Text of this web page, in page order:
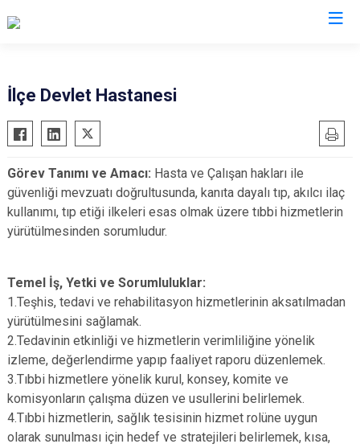
Akseki
Alanya
Elmalı
Finike
Gazipaşa
İbradı
Demre
Kaş
Kemer
Manavgat
Serik
Kepez
Konyaaltı
İlçe Devlet Hastanesi
Görev Tanımı ve Amacı: Hasta ve Çalışan hakları ile
güvenliği mevzuatı doğrultusunda, kanıta dayalı tıp, akılcı ilaç
kullanımı, tıp etiği ilkeleri esas olmak üzere tıbbi hizmetlerin
yürütülmesinden sorumludur.
Temel İş, Yetki ve Sorumluluklar:
1.Teşhis, tedavi ve rehabilitasyon hizmetlerinin aksatılmadan
yürütülmesini sağlamak.
2.Tedavinin etkinliği ve hizmetlerin verimliliğine yönelik
izleme, değerlendirme yapıp faaliyet raporu düzenlemek.
3.Tıbbi hizmetlere yönelik kurul, konsey, komite ve
komisyonların çalışma düzen ve usullerini belirlemek.
4.Tıbbi hizmetlerin, sağlık tesisinin hizmet rolüne uygun
olarak sunulması için hedef ve stratejileri belirlemek, kısa,